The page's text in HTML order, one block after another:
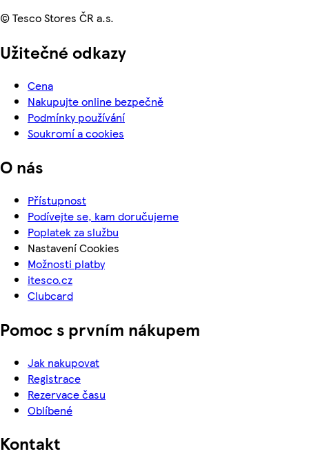
© Tesco Stores ČR a.s.
Užitečné odkazy
Cena
Nakupujte online bezpečně
Podmínky používání
Soukromí a cookies
O nás
Přístupnost
Podívejte se, kam doručujeme
Poplatek za službu
Nastavení Cookies
Možnosti platby
itesco.cz
Clubcard
Pomoc s prvním nákupem
Jak nakupovat
Registrace
Rezervace času
Oblíbené
Kontakt